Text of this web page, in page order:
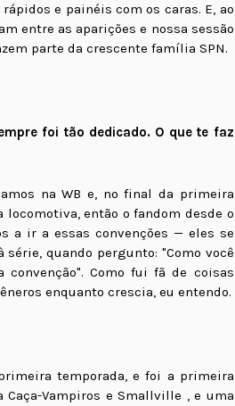
e painéis com os caras. E, ao
entre as aparições e nossa sessão
parte da crescente família SPN.
foi tão dedicado. O que te faz
na WB e, no final da primeira
locomotiva, então o fandom desde o
a ir a essas convenções — eles se
quando pergunto: "Como você
convenção". Como fui fã de coisas
enquanto crescia, eu entendo.
temporada, e foi a primeira
Vampiros e Smallville , e uma